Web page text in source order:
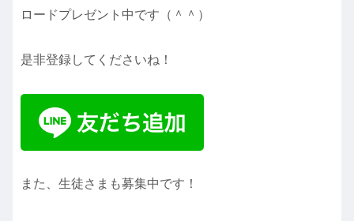
ロードプレゼント中です（＾＾）
是非登録してくださいね！
また、生徒さまも募集中です！